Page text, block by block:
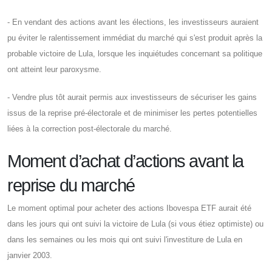
- En vendant des actions avant les élections, les investisseurs auraient
pu éviter le ralentissement immédiat du marché qui s'est produit après la
probable victoire de Lula, lorsque les inquiétudes concernant sa politique
ont atteint leur paroxysme.
- Vendre plus tôt aurait permis aux investisseurs de sécuriser les gains
issus de la reprise pré-électorale et de minimiser les pertes potentielles
liées à la correction post-électorale du marché.
Moment d’achat d’actions avant la
reprise du marché
Le moment optimal pour acheter des actions Ibovespa ETF aurait été
dans les jours qui ont suivi la victoire de Lula (si vous étiez optimiste) ou
dans les semaines ou les mois qui ont suivi l'investiture de Lula en
janvier 2003.